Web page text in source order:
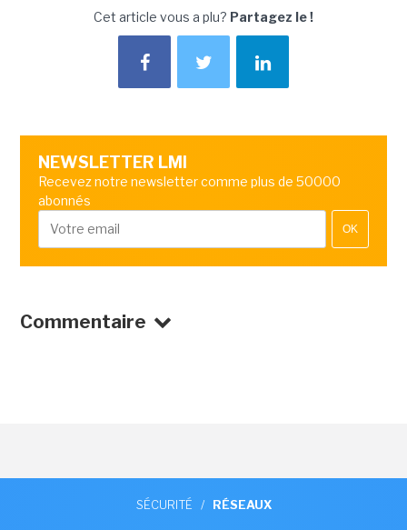
Cet article vous a plu? Partagez le !
NEWSLETTER LMI
Recevez notre newsletter comme plus de 50000
abonnés
OK
Commentaire
SÉCURITÉ / RÉSEAUX